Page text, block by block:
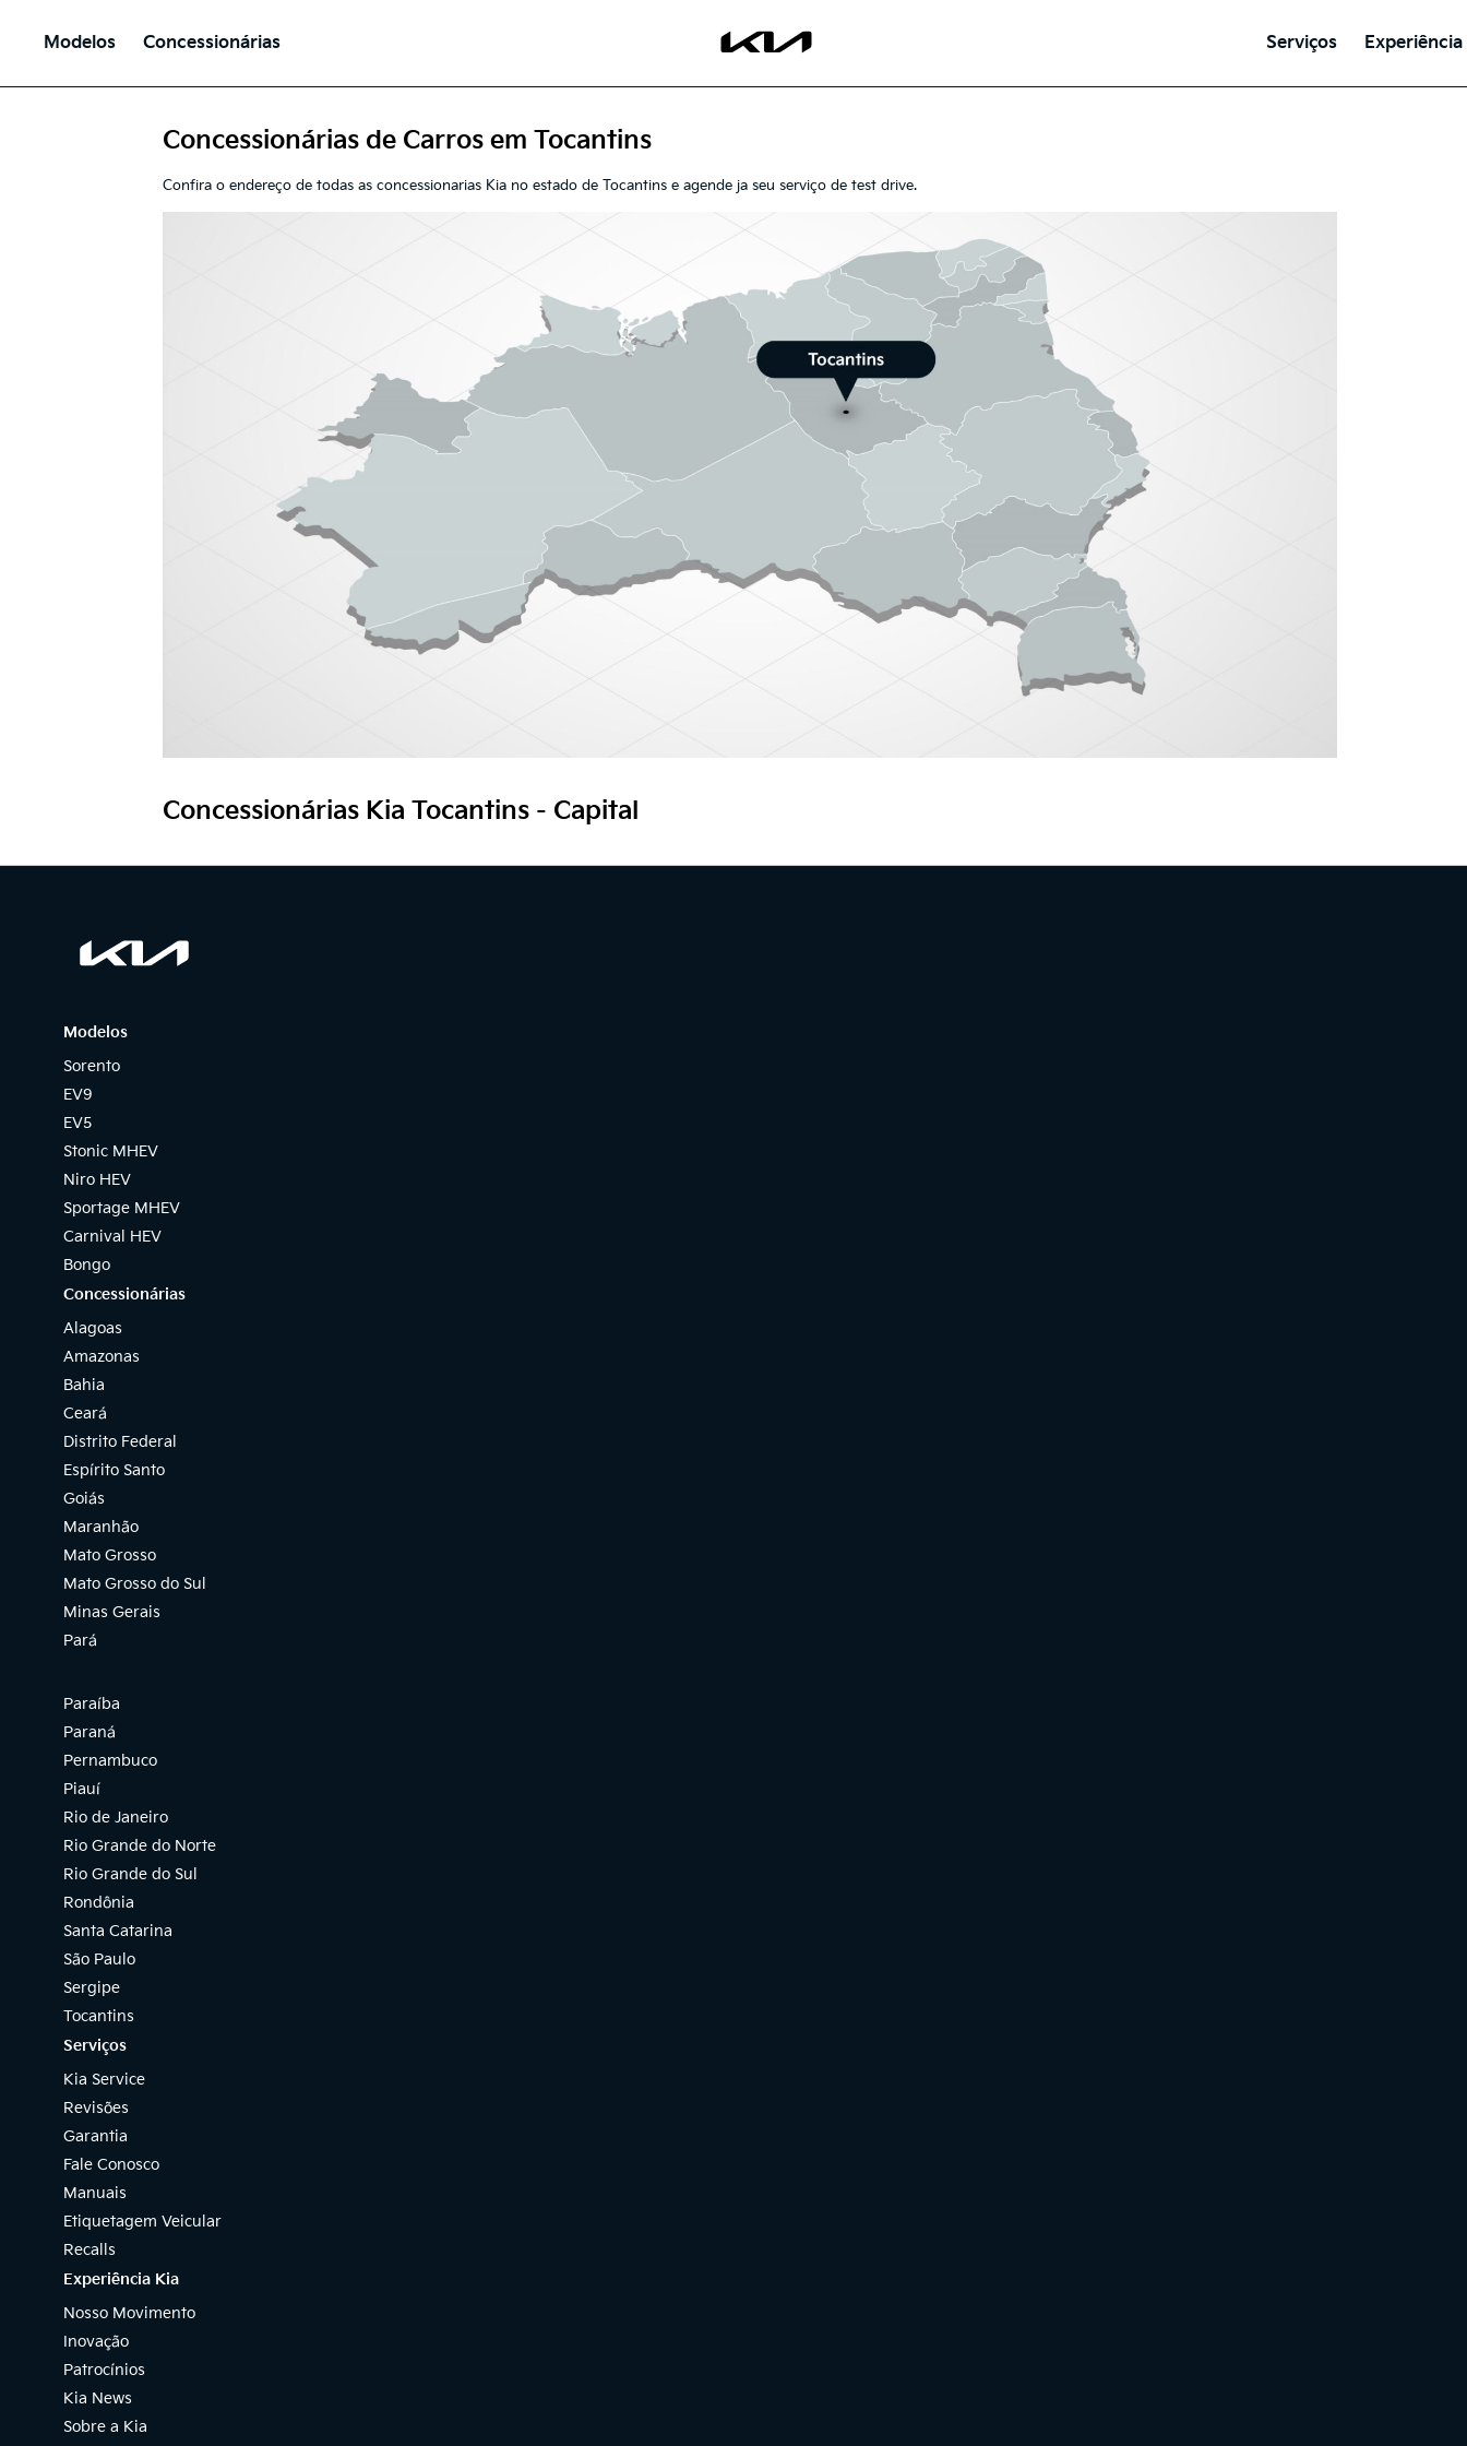
Modelos Concessionárias Serviços Experiência
Concessionárias de Carros em Tocantins
Confira o endereço de todas as concessionarias Kia no estado de Tocantins e agende ja seu serviço de test drive.
Concessionárias Kia Tocantins - Capital
Modelos
Sorento
EV9
EV5
Stonic MHEV
Niro HEV
Sportage MHEV
Carnival HEV
Bongo
Concessionárias
Alagoas
Amazonas
Bahia
Ceará
Distrito Federal
Espírito Santo
Goiás
Maranhão
Mato Grosso
Mato Grosso do Sul
Minas Gerais
Pará
Paraíba
Paraná
Pernambuco
Piauí
Rio de Janeiro
Rio Grande do Norte
Rio Grande do Sul
Rondônia
Santa Catarina
São Paulo
Sergipe
Tocantins
Serviços
Kia Service
Revisões
Garantia
Fale Conosco
Manuais
Etiquetagem Veicular
Recalls
Experiência Kia
Nosso Movimento
Inovação
Patrocínios
Kia News
Sobre a Kia